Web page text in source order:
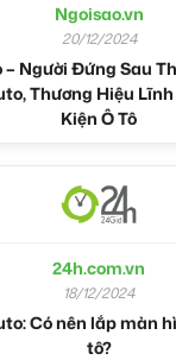
Ngoisao.vn
20/12/2024
– Người Đứng Sau
Thương Hiệu
Kiện Ô Tô
24h.com.vn
18/12/2024
Có nên lắp màn
tô?